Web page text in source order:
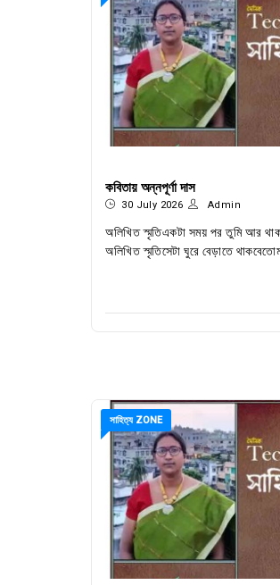
কবিতায় অন্নপূর্ণা দাস
30 July 2026 Admin
অলিখিত স্মৃতিএকটা সময় পর তুমি আর
অলিখিত স্মৃতিসেটা ঘুরে বেড়াতে
সাহিত্য ZONE